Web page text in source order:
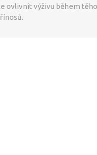
ovlivnit výživu během